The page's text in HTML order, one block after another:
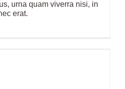
urna quam viverra nisi, in
erat.